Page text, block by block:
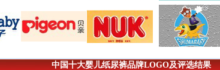
中国十大婴儿纸尿裤品牌LOGO及评选结果